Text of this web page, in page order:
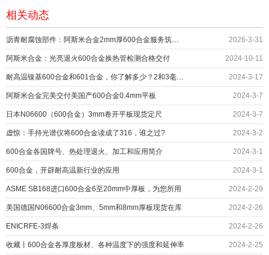
相关动态
沥青耐腐蚀部件：阿斯米合金2mm厚600合金服务筑路机械 2026-3-31
阿斯米合金：光亮退火600合金换热管检测合格交付 2024-10-11
耐高温镍基600合金和601合金，你了解多少？2和3毫米现货 2024-3-17
阿斯米合金完美交付美国产600合金0.4mm平板 2024-3-7
日本N06600（600合金）3mm卷开平板现货定尺 2024-3-7
虚惊：手持光谱仪将600合金读成了316，谁之过? 2024-3-2
600合金各国牌号、热处理退火、加工和应用简介 2024-3-1
600合金，开辟耐高温新行业的应用 2024-3-1
ASME SB168进口600合金6至20mm中厚板，为您所用 2024-2-29
美国德国N06600合金3mm、5mm和8mm厚板现货在库 2024-2-26
ENICRFE-3焊条 2024-2-26
收藏丨600合金各厚度板材、各种温度下的强度和延伸率 2024-2-25